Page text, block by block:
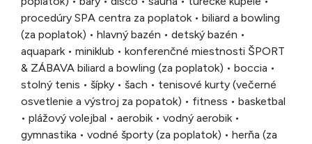
procedúry SPA centra za poplatok • biliard a bowling
(za poplatok) • hlavný bazén • detský bazén •
aquapark • miniklub • konferenčné miestnosti ŠPORT
& ZÁBAVA biliard a bowling (za poplatok) • boccia •
stolný tenis • šípky • šach • tenisové kurty (večerné
osvetlenie a výstroj za popatok) • fitness • basketbal
• plážový volejbal • aerobik • vodný aerobik •
gymnastika • vodné športy (za poplatok) • herňa (za